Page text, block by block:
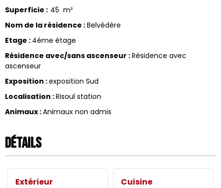
Superficie : 45 m²
Nom de la résidence :Belvédère
Etage : 4éme étage
Résidence avec/sans ascenseur :Résidence avec
ascenseur
Exposition :exposition Sud
Localisation :Risoul station
Animaux :Animaux non admis
Détails
Extérieur Cuisine